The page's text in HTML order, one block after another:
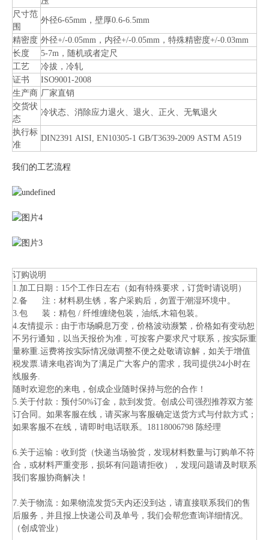
尺寸范
围
外径6-65mm，壁厚0.6-6.5mm
精密度 外径+/-0.05mm，内径+/-0.05mm，特殊精密度+/-0.03mm
长度
5-7m，随机或者定尺
工艺
冷拔，冷轧
证书
ISO9001-2008
生产商 厂家直销
交货状
态
冷状态、消除应力退火、退火、正火、无氧退火
执行标
准
DIN2391 AISI, EN10305-1 GB/T3639-2009 ASTM A519
我们的工艺流程
订购说明
1.加工日期：15个工作日左右（如有特殊要求，订货时请说明）
2.备 注：材料易生锈，客户采购后，勿置于潮湿环境中。
3.包 装：精包 / 纤维缠绕包装，油纸,木箱包装。
4.友情提示：由于市场瞬息万变，价格波动濒繁，价格如有变动恕
不另行通知，以当天报价为准，可按客户要求尺寸联系，按实际重
量称重.运费将按实际情况做调整不便之处敬请谅解，如关于增值
税发票.请来电咨询为了满足广大客户的需求，我司提供24小时在
线服务.
随时欢迎您的来电，创成企业随时保持与您的合作！
5.关于付款：预付50%订金，款到发货。创成公司强烈推荐双方签
订合同。如果客服在线，请买家与客服确定送货方式与付款方式；
如果客服不在线，请即时电话联系。18118006798 陈经理
6.关于运输：收到货（快递当场验货，发现材料数量与订购单不符
合，或材料严重变形，损坏有问题请拒收），发现问题请及时联系
我们客服协商解决！
7.关于物流：如果物流发货5天内还没到达，请直接联系我们的售
后服务，并且报上快递公司及单号，我们会帮您查询详细情况。
（创成管业）